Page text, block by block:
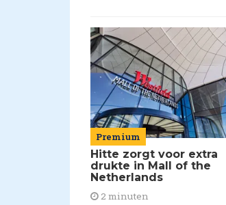
Premium
Hitte zorgt voor extra
drukte in Mall of the
Netherlands
2 minuten